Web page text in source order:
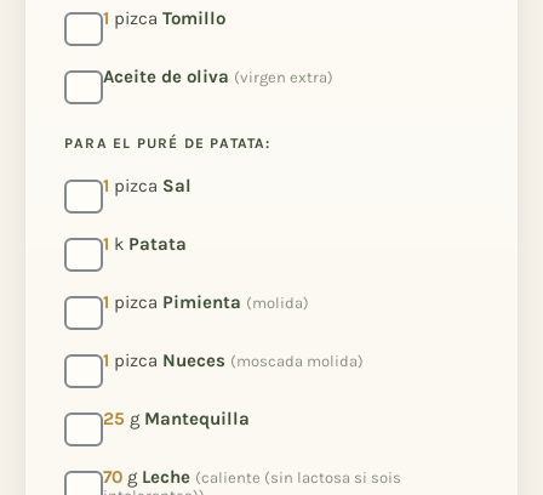
1 pizca Tomillo
Aceite de oliva (virgen extra)
PARA EL PURÉ DE PATATA:
1 pizca Sal
1 k Patata
1 pizca Pimienta (molida)
1 pizca Nueces (moscada molida)
25 g Mantequilla
70 g Leche (caliente (sin lactosa si sois